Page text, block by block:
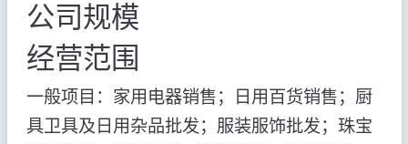
公司规模
经营范围
一般项目：家用电器销售；日用百货销售；厨
具卫具及日用杂品批发；服装服饰批发；珠宝